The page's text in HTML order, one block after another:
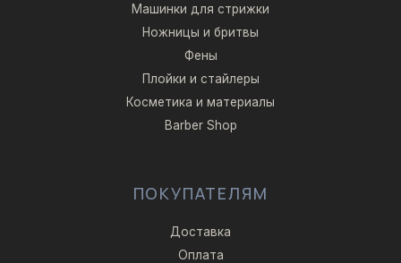
Машинки для стрижки
Ножницы и бритвы
Фены
Плойки и стайлеры
Косметика и материалы
Barber Shop
ПОКУПАТЕЛЯМ
Доставка
Оплата